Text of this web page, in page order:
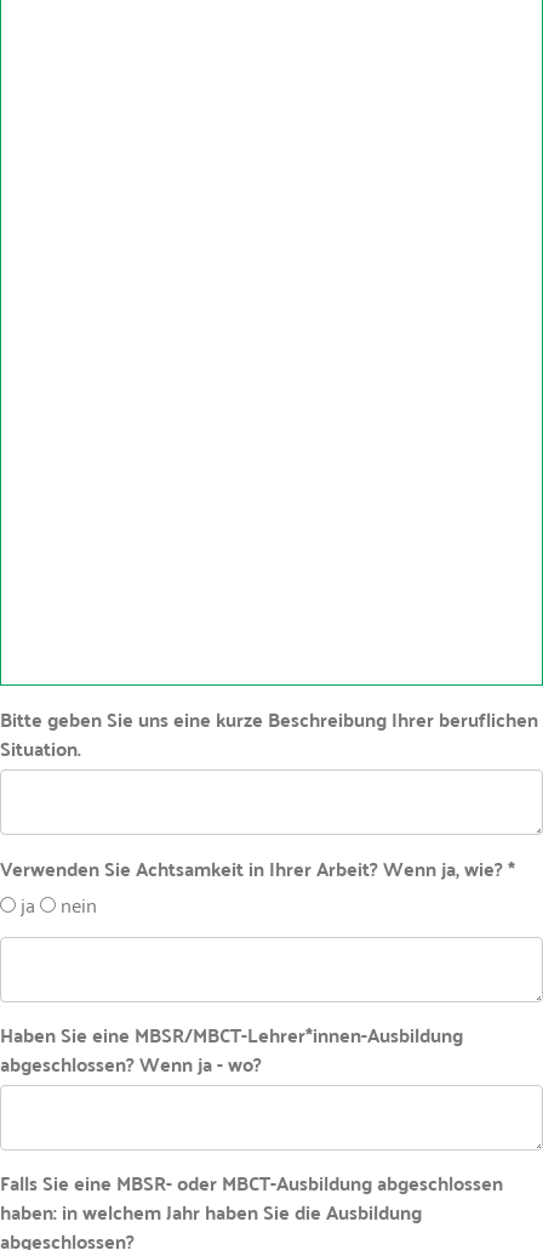
Bitte geben Sie uns eine kurze Beschreibung Ihrer beruflichen
Situation.
Verwenden Sie Achtsamkeit in Ihrer Arbeit? Wenn ja, wie? *
ja nein
Haben Sie eine MBSR/MBCT-Lehrer*innen-Ausbildung
abgeschlossen? Wenn ja - wo?
Falls Sie eine MBSR- oder MBCT-Ausbildung abgeschlossen
haben: in welchem Jahr haben Sie die Ausbildung
abgeschlossen?